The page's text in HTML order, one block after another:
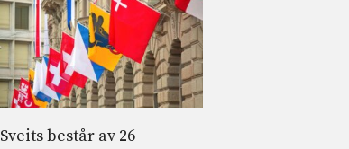
Sveits består av 26